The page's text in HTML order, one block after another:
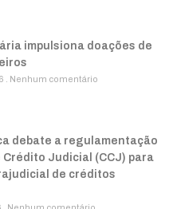
impulsiona doações de
Nenhum comentário
debate a regulamentação
Crédito Judicial (CCJ) para
de créditos